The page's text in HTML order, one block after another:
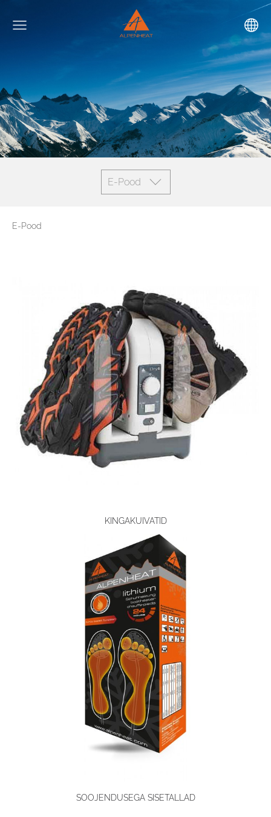
E-Pood
E-Pood
KINGAKUIVATID
SOOJENDUSEGA SISETALLAD